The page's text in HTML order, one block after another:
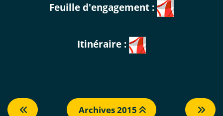
Feuille d'engagement :
Itinéraire :
Archives 2015